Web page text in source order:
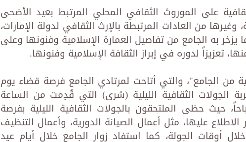
على الموروث الثقافي المحلي المرتبط بعيد الأضحى
وغيرها من العادات المرتبطة بالإرث الثقافي لدولة الإمارات،
يزخر به الجامع من تفاصيل العمارة الإسلامية وفنونها وعلى
تعزيزاً لدوره في إبراز الثقافة الإسلامية وفنونها.
من الجامع"، والتي أتاحت لمرتادي الجامع فرصة قضاء يوم
الجولات الثقافية الليلية (سُرى) التي قُدِمت من الساعة
مساءً إلى الساعة 8:00 صباحاً، حيث حظى الملتحقون بالجولات الثقافية الليلية بفرصة
عليها، مثل أعمال الصيانة الدورية، وأعمال التنظيف
أوقات الجولة، كما استفاد زوار الجامع خلال أيام عيد